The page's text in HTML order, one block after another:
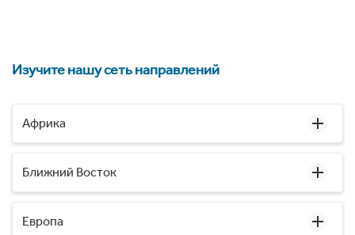
Изучите нашу сеть направлений
Африка
Ближний Восток
Европа